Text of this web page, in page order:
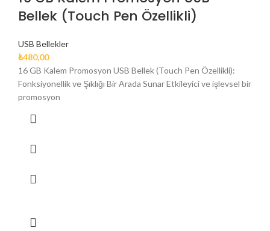
Bellek (Touch Pen Özellikli)
USB Bellekler
₺480,00
16 GB Kalem Promosyon USB Bellek (Touch Pen Özellikli):
Fonksiyonellik ve Şıklığı Bir Arada Sunar Etkileyici ve işlevsel bir
promosyon